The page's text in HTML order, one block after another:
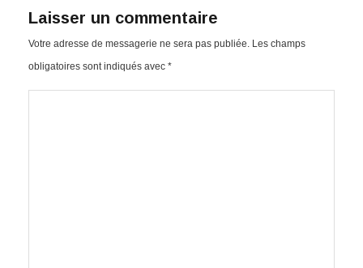
Laisser un commentaire
Votre adresse de messagerie ne sera pas publiée. Les champs
obligatoires sont indiqués avec *